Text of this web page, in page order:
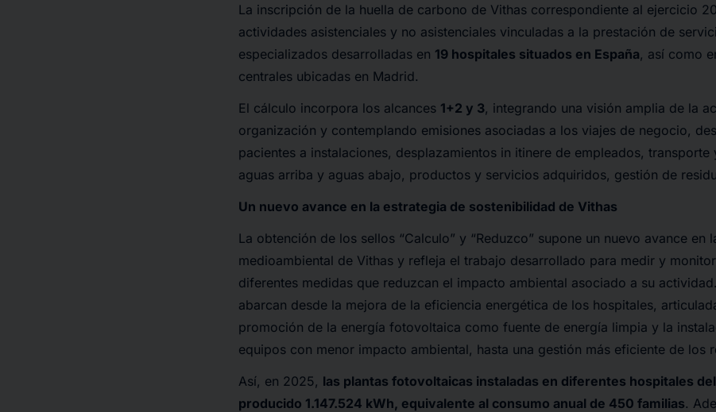
La inscripción de la huella de carbono de Vithas correspondiente al ejercicio
actividades asistenciales y no asistenciales vinculadas a la prestación de
especializados desarrolladas en 19 hospitales situados en España, así como
centrales ubicadas en Madrid.
El cálculo incorpora los alcances 1+2 y 3, integrando una visión amplia de la
organización y contemplando emisiones asociadas a los viajes de negocio,
pacientes a instalaciones, desplazamientos in itinere de empleados, transporte
aguas arriba y aguas abajo, productos y servicios adquiridos, gestión de
Un nuevo avance en la estrategia de sostenibilidad de Vithas
La obtención de los sellos “Calculo” y “Reduzco” supone un nuevo avance en
medioambiental de Vithas y refleja el trabajo desarrollado para medir y
diferentes medidas que reduzcan el impacto ambiental asociado a su
abarcan desde la mejora de la eficiencia energética de los hospitales,
promoción de la energía fotovoltaica como fuente de energía limpia y la
equipos con menor impacto ambiental, hasta una gestión más eficiente de los
Así, en 2025, las plantas fotovoltaicas instaladas en diferentes hospitales
producido 1.147.524 kWh, equivalente al consumo anual de 450 familias.